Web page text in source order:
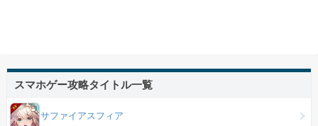
スマホゲー攻略タイトル一覧
サファイアスフィア